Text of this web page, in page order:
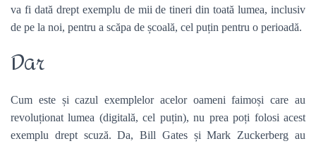
va fi dată drept exemplu de mii de tineri din toată lumea, inclusiv
de pe la noi, pentru a scăpa de școală, cel puțin pentru o perioadă.
Dar
Cum este și cazul exemplelor acelor oameni faimoși care au
revoluționat lumea (digitală, cel puțin), nu prea poți folosi acest
exemplu drept scuză. Da, Bill Gates și Mark Zuckerberg au